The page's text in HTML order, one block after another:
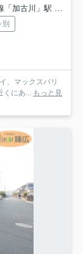
古川」駅 徒歩34分
別
、マックスバリ
にあ...
もっと見